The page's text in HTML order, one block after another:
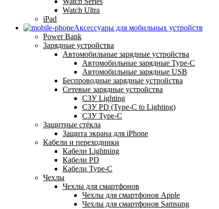
Watch Ultra
iPad
Аксессуары для мобильных устройств
Power Bank
Зарядные устройства
Автомобильные зарядные устройства
Автомобильные зарядные Type-C
Автомобильные зарядные USB
Беспроводные зарядные устройства
Сетевые зарядные устройства
СЗУ Lighting
СЗУ PD (Type-C to Lighting)
СЗУ Type-C
Защитные стёкла
Защита экрана для iPhone
Кабели и переходники
Кабели Lightning
Кабели PD
Кабели Type-C
Чехлы
Чехлы для смартфонов
Чехлы для смартфонов Apple
Чехлы для смартфонов Samsung